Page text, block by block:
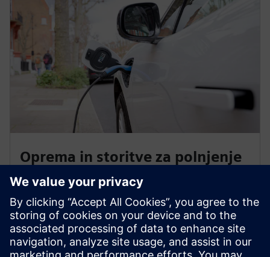
Oprema in storitve za polnjenje
EV
Ponujamo inovativne tehnološke rešitve za polnjenje,
napajamo infrastrukturo za podporo tem rešitvam ter
načrtujemo in izvajamo varne omrežne povezave, ki
omogočajo rast elektrificiranega prevoza.